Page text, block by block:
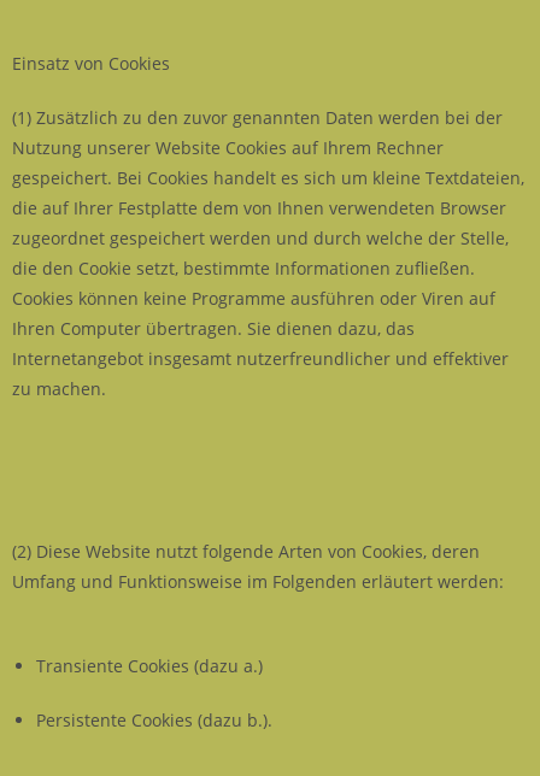
Einsatz von Cookies
(1) Zusätzlich zu den zuvor genannten Daten werden bei der
Nutzung unserer Website Cookies auf Ihrem Rechner
gespeichert. Bei Cookies handelt es sich um kleine Textdateien,
die auf Ihrer Festplatte dem von Ihnen verwendeten Browser
zugeordnet gespeichert werden und durch welche der Stelle,
die den Cookie setzt, bestimmte Informationen zufließen.
Cookies können keine Programme ausführen oder Viren auf
Ihren Computer übertragen. Sie dienen dazu, das
Internetangebot insgesamt nutzerfreundlicher und effektiver
zu machen.
(2) Diese Website nutzt folgende Arten von Cookies, deren
Umfang und Funktionsweise im Folgenden erläutert werden:
Transiente Cookies (dazu a.)
Persistente Cookies (dazu b.).